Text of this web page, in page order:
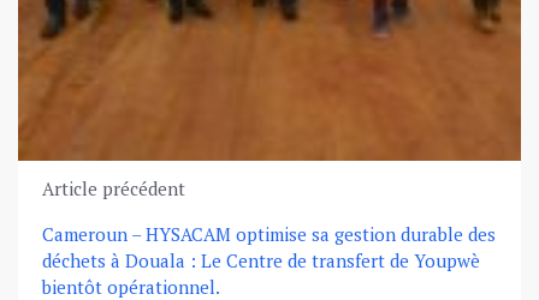
Article précédent
Cameroun – HYSACAM optimise sa gestion durable des
déchets à Douala : Le Centre de transfert de Youpwè
bientôt opérationnel.